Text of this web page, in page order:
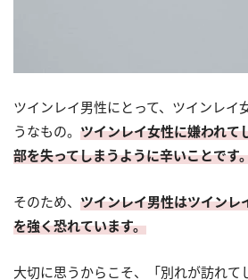
ツインレイ男性にとって、ツインレイ
うなもの。 ツインレイ女性に嫌われて
部を失ってしまうように辛いことです
そのため、 ツインレイ男性はツインレ
を強く恐れています。
大切に思うからこそ、「別れが訪れて